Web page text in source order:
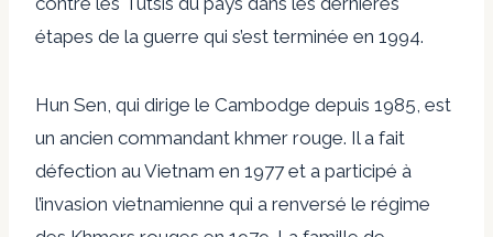
étapes de la guerre qui s’est terminée en 1994.
Hun Sen, qui dirige le Cambodge depuis 1985, est
un ancien commandant khmer rouge. Il a fait
défection au Vietnam en 1977 et a participé à
l’invasion vietnamienne qui a renversé le régime